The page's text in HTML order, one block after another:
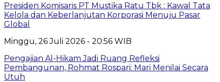
Presiden Komisaris PT Mustika Ratu Tbk : Kawal Tata
Kelola dan Keberlanjutan Korporasi Menuju Pasar
Global
Minggu, 26 Juli 2026 - 20:56 WIB
Pengajian Al-Hikam Jadi Ruang Refleksi
Pembangunan, Rohmat Rospari: Mari Menilai Secara
Utuh